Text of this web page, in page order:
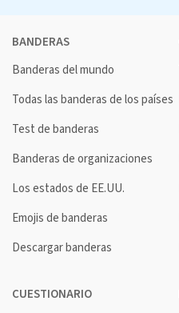
BANDERAS
Banderas del mundo
Todas las banderas de los países
Test de banderas
Banderas de organizaciones
Los estados de EE.UU.
Emojis de banderas
Descargar banderas
CUESTIONARIO